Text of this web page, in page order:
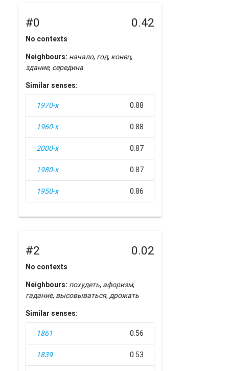
#0 0.42
No contexts
Neighbours: начало, год, конец,
здание, середина
Similar senses:
1970-х 0.88
1960-х 0.88
2000-х 0.87
1980-х 0.87
1950-х 0.86
#2 0.02
No contexts
Neighbours: похудеть, афоризм,
гадание, высовываться,дрожать
Similar senses:
1861 0.56
1839 0.53